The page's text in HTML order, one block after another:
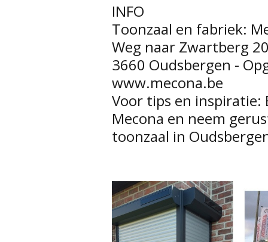
INFO
Toonzaal en fabriek:
Weg naar Zwartberg
3660 Oudsbergen -
www.mecona.be
Voor tips en inspiratie:
Mecona en neem
toonzaal in